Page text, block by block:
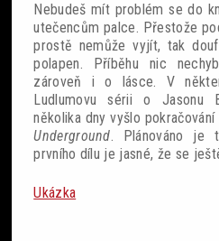
Nebudeš mít problém se do
utečencům palce. Přestože
prostě nemůže vyjít, tak
polapen. Příběhu nic
zároveň i o lásce. V
Ludlumovu sérii o Jasonu
několika dny vyšlo pokračování
Underground. Plánováno je
prvního dílu je jasné, že se
Ukázka